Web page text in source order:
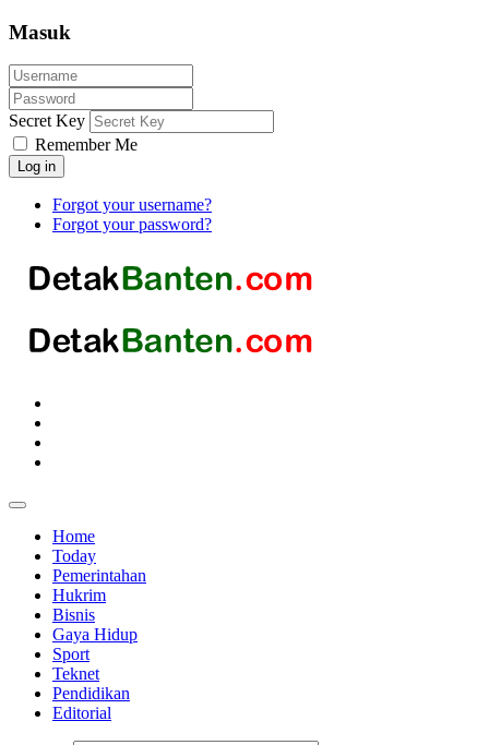
Masuk
Secret Key
Remember Me
Log in
Forgot your username?
Forgot your password?
Home
Today
Pemerintahan
Hukrim
Bisnis
Gaya Hidup
Sport
Teknet
Pendidikan
Editorial